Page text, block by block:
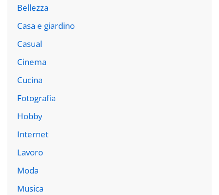
Bellezza
Casa e giardino
Casual
Cinema
Cucina
Fotografia
Hobby
Internet
Lavoro
Moda
Musica